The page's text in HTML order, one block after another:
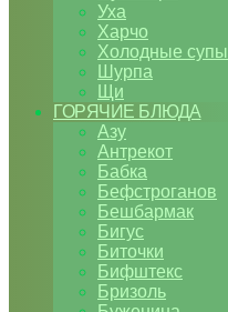
Уха
Харчо
Холодные супы
Шурпа
Щи
ГОРЯЧИЕ БЛЮДА
Азу
Антрекот
Бабка
Бефстроганов
Бешбармак
Бигус
Биточки
Бифштекс
Бризоль